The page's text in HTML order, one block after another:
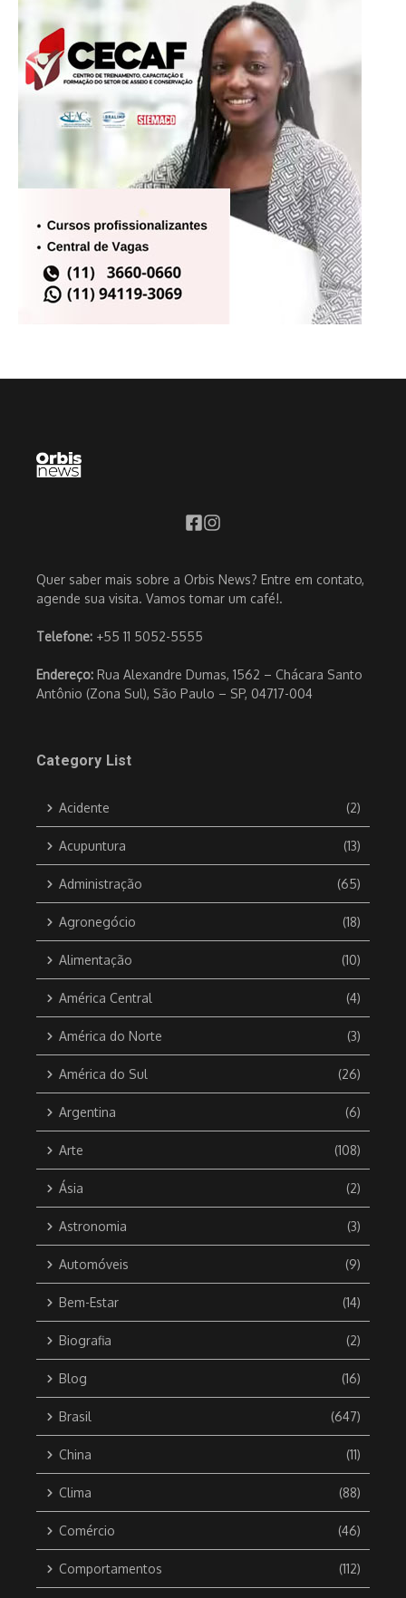
Quer saber mais sobre a Orbis News? Entre em contato,
agende sua visita. Vamos tomar um café!.
Telefone: +55 11 5052-5555
Endereço: Rua Alexandre Dumas, 1562 – Chácara Santo
Antônio (Zona Sul), São Paulo – SP, 04717-004
Category List
Acidente (2)
Acupuntura (13)
Administração (65)
Agronegócio (18)
Alimentação (10)
América Central (4)
América do Norte (3)
América do Sul (26)
Argentina (6)
Arte (108)
Ásia (2)
Astronomia (3)
Automóveis (9)
Bem-Estar (14)
Biografia (2)
Blog (16)
Brasil (647)
China (11)
Clima (88)
Comércio (46)
Comportamentos (112)